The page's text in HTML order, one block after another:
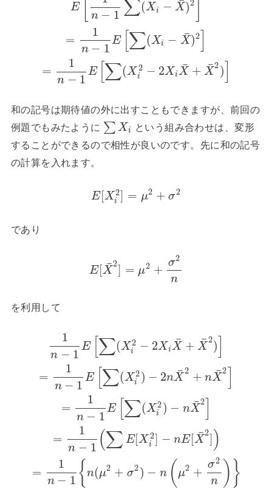
E
n − 1 ∑(Xi − X
¯)2
=
1
n − 1
E ∑(Xi − X
¯)2
=
1
n − 1
E ∑(X 2
i − 2XiX
¯ + X
¯2)
和の記号は期待値の外に出すこともできますが、前回の
例題でもみたように ∑ Xi
という組み合わせは、変形
することができるので相性が良いのです。先に和の記号
の計算を入れます。
E[X2
i ] = μ2 + σ2
であり
E[X
¯2] = μ2 +
σ2
n
を利用して
1
n − 1
E ∑(X2
i − 2XiX
¯ + X
¯2)
=
1
n − 1
E ∑(X2
i ) − 2nX
¯2 + nX
¯2
=
1
n − 1
E ∑(X2
i ) − nX
¯2
=
1
n − 1 (∑ E[X 2
i ] − nE[X
¯2] )
=
1
n − 1 {n(μ2 + σ2) − n (μ2 +
σ2
n ) }